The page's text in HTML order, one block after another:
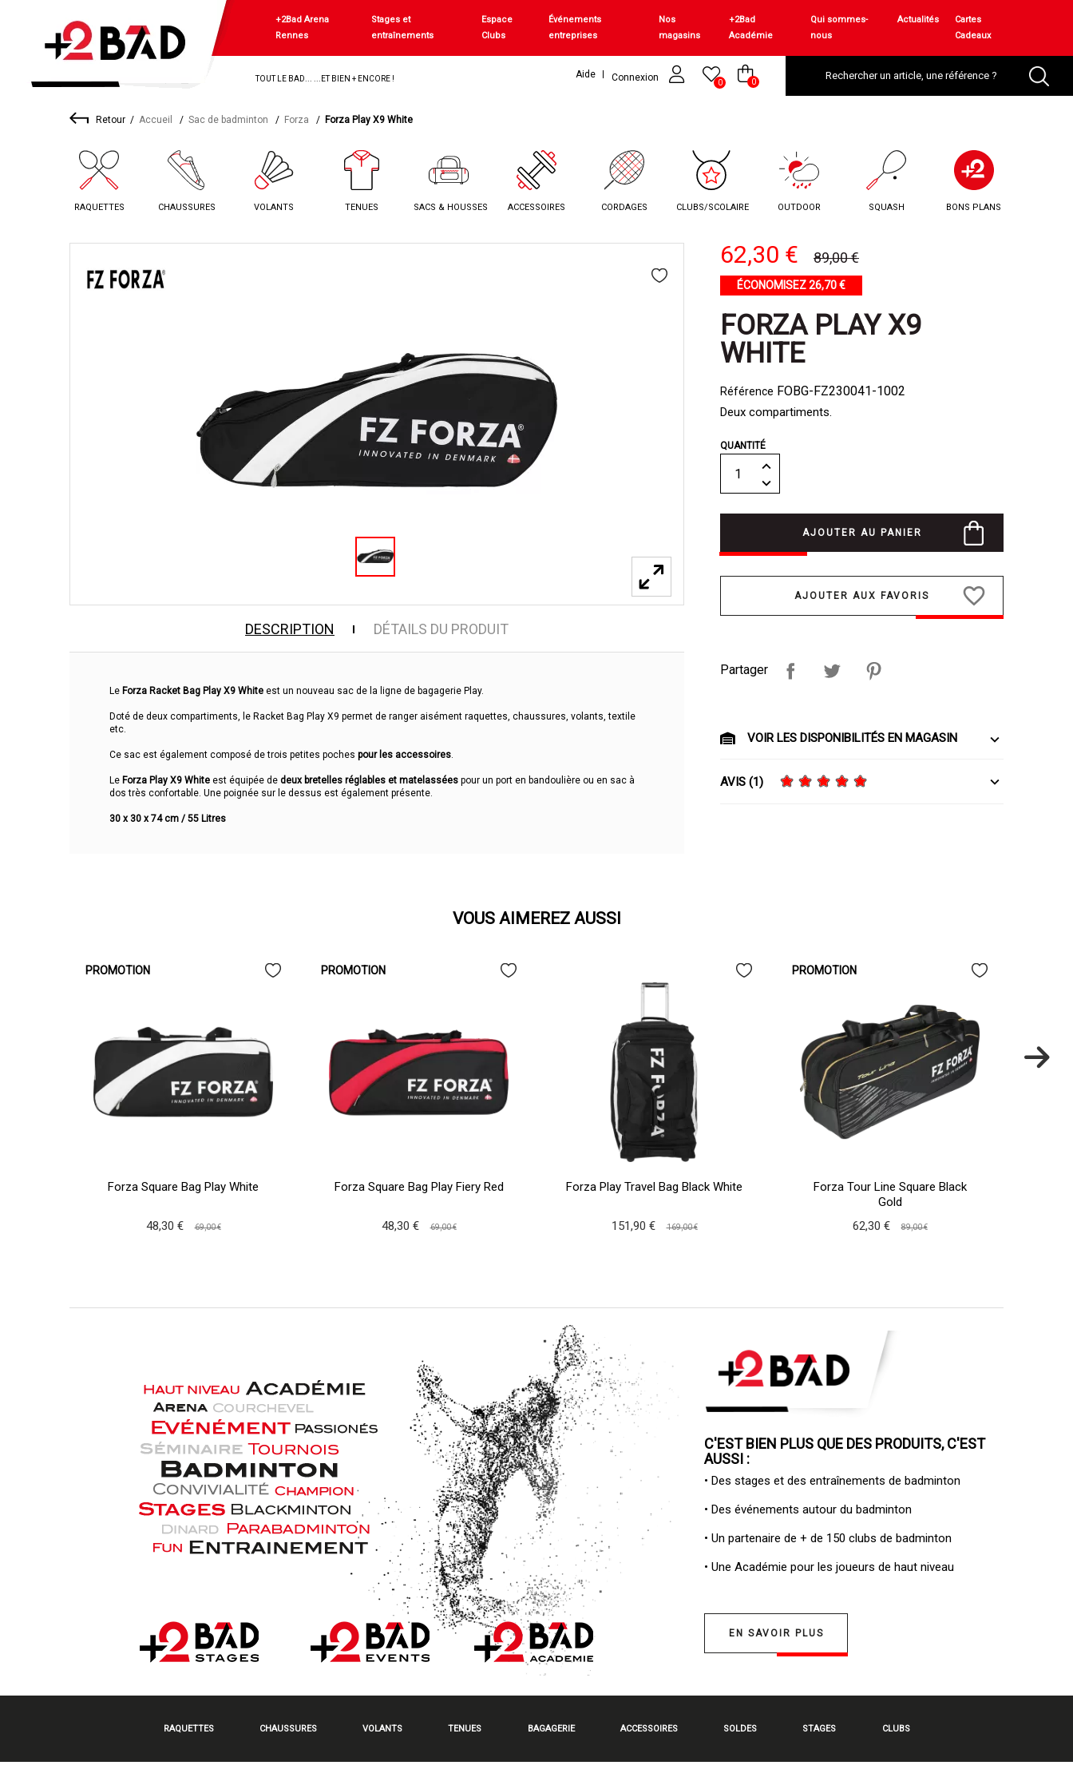
+2Bad Arena
Rennes
Stages et
entraînements
Espace
Clubs
Événements
entreprises
Nos
magasins
+2Bad
Académie
Qui sommes-
nous
Actualités
Cartes
Cadeaux
TOUT LE BAD... ...ET BIEN + ENCORE ! Aide Connexion 0 0
Retour Accueil Sac de badminton Forza Forza Play X9 White
RAQUETTES CHAUSSURES VOLANTS TENUES SACS & HOUSSES ACCESSOIRES CORDAGES CLUBS/SCOLAIRE OUTDOOR SQUASH BONS PLANS
DESCRIPTION DÉTAILS DU PRODUIT
Le Forza Racket Bag Play X9 White est un nouveau sac de la ligne de bagagerie Play.
Doté de deux compartiments, le Racket Bag Play X9 permet de ranger aisément raquettes, chaussures, volants, textile
etc.
Ce sac est également composé de trois petites poches pour les accessoires.
Le Forza Play X9 White est équipée de deux bretelles réglables et matelassées pour un port en bandoulière ou en sac à
dos très confortable. Une poignée sur le dessus est également présente.
30 x 30 x 74 cm / 55 Litres
62,30 € 89,00 €
ÉCONOMISEZ 26,70 €
FORZA PLAY X9
WHITE
Référence FOBG-FZ230041-1002
Deux compartiments.
QUANTITÉ
AJOUTER AU PANIER
favorite_border
Partager
VOIR LES DISPONIBILITÉS EN MAGASIN
AVIS (1)
VOUS AIMEREZ AUSSI
PROMOTION
Forza Square Bag Play White
48,30 € 69,00 €
PROMOTION
Forza Square Bag Play Fiery Red
48,30 € 69,00 €
Forza Play Travel Bag Black White
151,90 € 169,00 €
PROMOTION
Forza Tour Line Square Black
Gold
62,30 €
89,00 €
C'EST BIEN PLUS QUE DES PRODUITS, C'EST
AUSSI :
• Des stages et des entraînements de badminton
• Des événements autour du badminton
• Un partenaire de + de 150 clubs de badminton
• Une Académie pour les joueurs de haut niveau
EN SAVOIR PLUS
RAQUETTES CHAUSSURES VOLANTS TENUES BAGAGERIE ACCESSOIRES SOLDES STAGES CLUBS